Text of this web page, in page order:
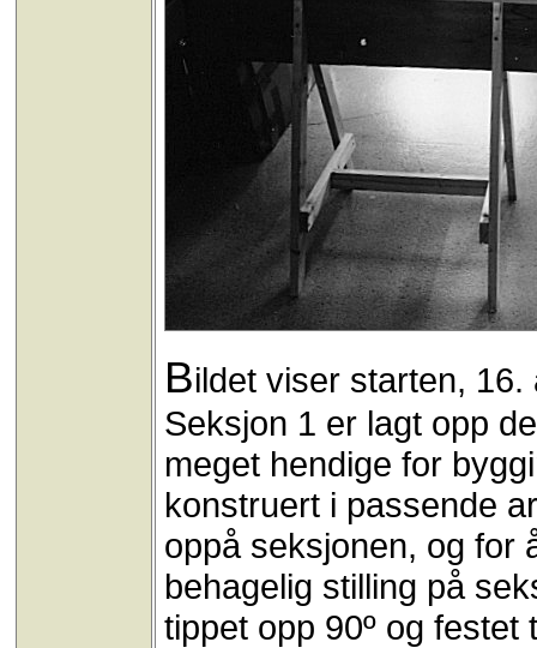
Bildet viser starten,
Seksjon 1 er lagt opp
meget hendige for
konstruert i passende
oppå seksjonen, og for
behagelig stilling på
tippet opp 90º og